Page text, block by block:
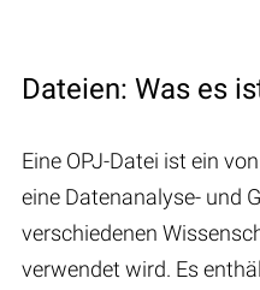
Dateien: Was es
Eine OPJ-Datei ist ein
eine Datenanalyse- und
verschiedenen
verwendet wird. Es